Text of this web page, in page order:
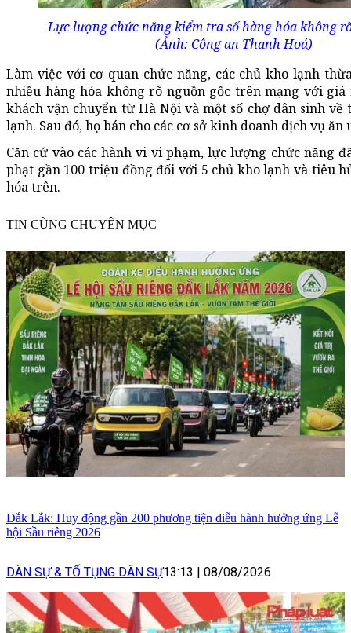
Lực lượng chức năng kiểm tra số hàng hóa không
(Ảnh: Công an Thanh Hoá)
Làm việc với cơ quan chức năng, các chủ kho lạnh
nhiều hàng hóa không rõ nguồn gốc trên mạng với giá
khách vận chuyển từ Hà Nội và một số chợ dân sinh về
lạnh. Sau đó, họ bán cho các cơ sở kinh doanh dịch vụ ăn
Căn cứ vào các hành vi vi phạm, lực lượng chức năng
phạt gần 100 triệu đồng đối với 5 chủ kho lạnh và tiêu
hóa trên.
TIN CÙNG CHUYÊN MỤC
Đắk Lắk: Huy động gần 200 phương tiện diễu hành hưởng ứng Lễ
hội Sầu riêng 2026
DÂN SỰ & TỐ TỤNG DÂN SỰ13:13 08/08/2026